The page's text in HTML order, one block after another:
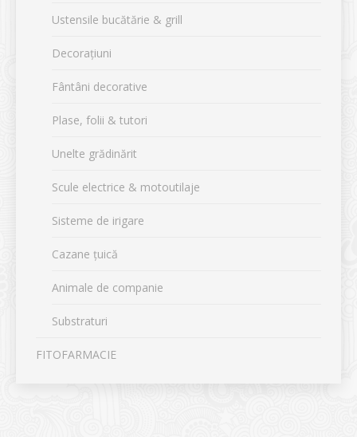
Ustensile bucătărie & grill
Decorațiuni
Fântâni decorative
Plase, folii & tutori
Unelte grădinărit
Scule electrice & motoutilaje
Sisteme de irigare
Cazane țuică
Animale de companie
Substraturi
FITOFARMACIE